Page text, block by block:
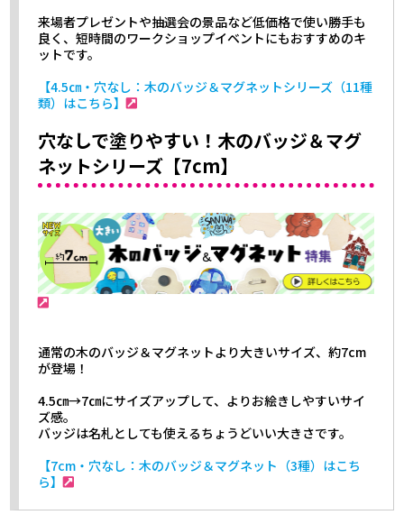
来場者プレゼントや抽選会の景品など低価格で使い勝手も
良く、短時間のワークショップイベントにもおすすめのキ
ットです。
【4.5㎝・穴なし：木のバッジ＆マグネットシリーズ（11種
類）はこちら】
穴なしで塗りやすい！木のバッジ＆マグ
ネットシリーズ【7cm】
通常の木のバッジ＆マグネットより大きいサイズ、約7cm
が登場！
4.5㎝→7㎝にサイズアップして、よりお絵きしやすいサイ
ズ感。
バッジは名札としても使えるちょうどいい大きさです。
【7cm・穴なし：木のバッジ＆マグネット（3種）はこち
ら】